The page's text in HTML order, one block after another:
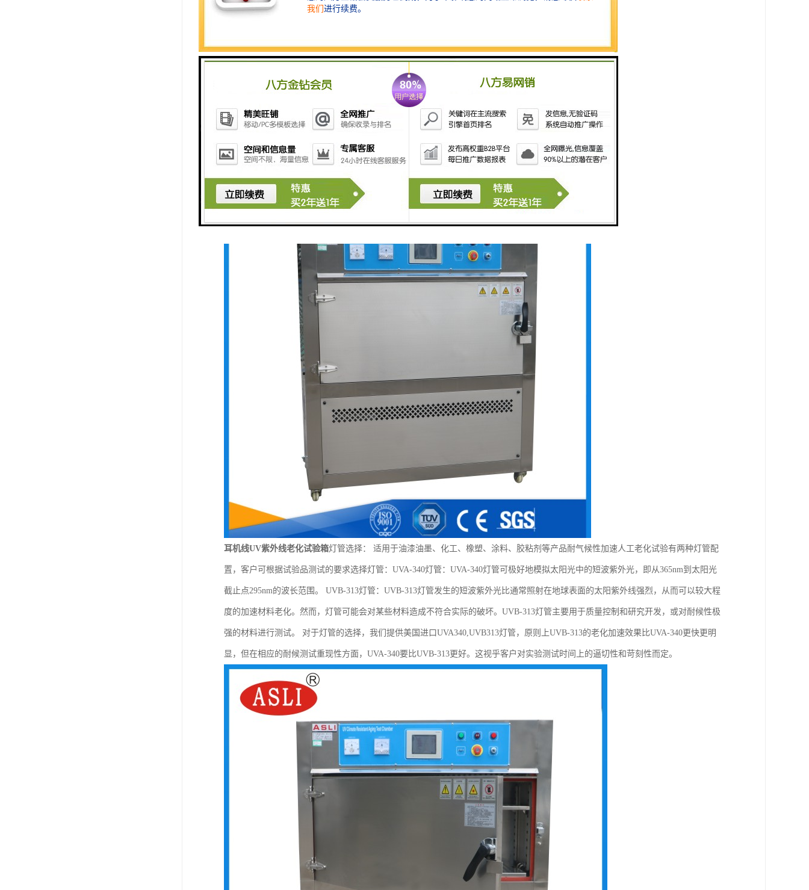
工作室尺寸：450×1170×500㎜
水槽水深要求：25㎜，
找紫外线波长：UV-A波长范围为315-400nm；UV-B波长范围为280-315nm
试验时间：0～999H
符合标准：GB/T16422.3-1997 GB/T16585-96
耳机线UV紫外线老化试验箱灯管选择： 适用于油漆油墨、化工、橡塑、涂料、胶粘剂等产品耐气候性加速人工老化试验有两种灯管配
置，客户可根据试验品测试的要求选择灯管：UVA-340灯管：UVA-340灯管可极好地模拟太阳光中的短波紫外光，即从365nm到太阳光
截止点295nm的波长范围。 UVB-313灯管：UVB-313灯管发生的短波紫外光比通常照射在地球表面的太阳紫外线强烈，从而可以较大程
度的加速材料老化。然而，灯管可能会对某些材料造成不符合实际的破坏。UVB-313灯管主要用于质量控制和研究开发，或对耐候性极
强的材料进行测试。 对于灯管的选择，我们提供美国进口UVA340,UVB313灯管，原则上UVB-313的老化加速效果比UVA-340更快更明
显，但在相应的耐候测试重现性方面，UVA-340要比UVB-313更好。这视乎客户对实验测试时间上的逼切性和苛刻性而定。